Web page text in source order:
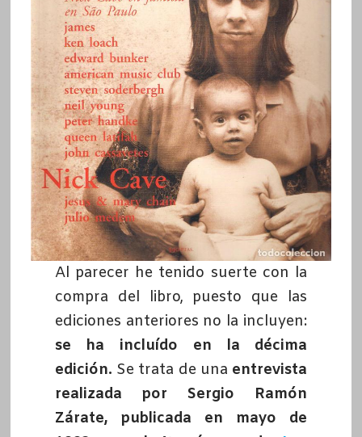
Al parecer he tenido suerte con la
compra del libro, puesto que las
ediciones anteriores no la incluyen:
se ha incluído en la décima
edición. Se trata de una entrevista
realizada por Sergio Ramón
Zárate, publicada en mayo de